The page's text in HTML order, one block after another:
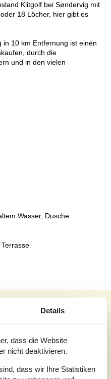
Klitgolf bei Søndervig mit
18 Löcher, hier gibt es
in 10 km Entfernung ist einen
durch die
und in den vielen
Wasser, Dusche
auf3 Bewertungen
Details
dass die Website
nicht deaktivieren.
dass wir Ihre Statistiken